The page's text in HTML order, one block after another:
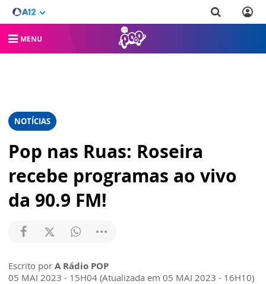
MENU
NOTÍCIAS
Pop nas Ruas: Roseira
recebe programas ao vivo
da 90.9 FM!
Escrito por A Rádio POP
05 MAI 2023 - 15H04 (Atualizada em 05 MAI 2023 - 16H10)